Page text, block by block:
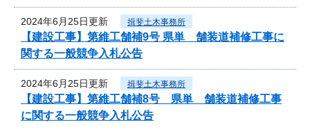
2024年6月25日更新 揖斐土木事務所
【建設工事】第維工舗補9号 県単 舗装道補修工事に
関する一般競争入札公告
2024年6月25日更新 揖斐土木事務所
【建設工事】第維工舗補8号 県単 舗装道補修工事
に関する一般競争入札公告